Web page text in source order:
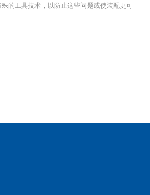
的工具技术，以防止这些问题或使装配更可